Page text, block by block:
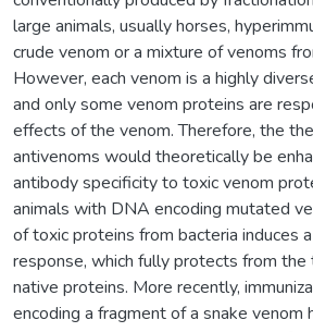
large animals, usually horses,
crude venom or a mixture of venoms
However, each venom is a highly
and only some venom proteins are
effects of the venom. Therefore, the
antivenoms would theoretically be
antibody specificity to toxic venom
animals with DNA encoding mutated
of toxic proteins from bacteria induces
response, which fully protects from
native proteins. More recently,
encoding a fragment of a snake venom